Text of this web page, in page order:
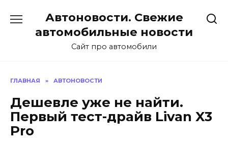
содержанию
Автоновости. Свежие
автомобильные новости
Сайт про автомобили
ГЛАВНАЯ » АВТОНОВОСТИ
Дешевле уже не найти.
Первый тест-драйв Livan X3
Pro